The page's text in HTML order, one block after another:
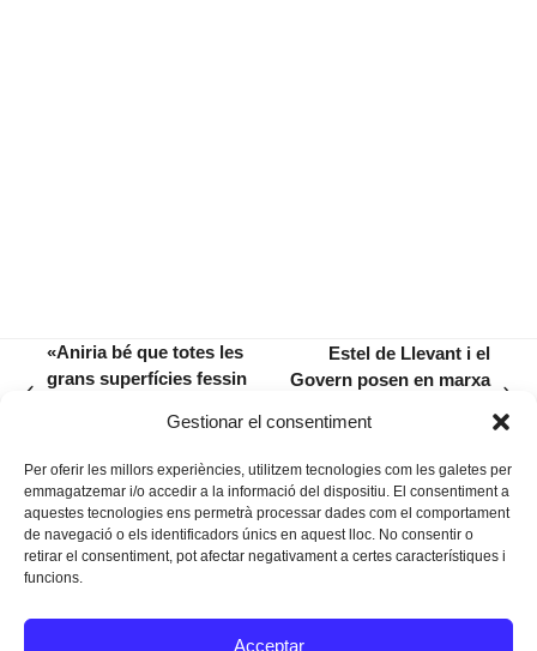
Gestionar el consentiment
Per oferir les millors experiències, utilitzem tecnologies com les galetes per
emmagatzemar i/o accedir a la informació del dispositiu. El consentiment a
aquestes tecnologies ens permetrà processar dades com el comportament
de navegació o els identificadors únics en aquest lloc. No consentir o
retirar el consentiment, pot afectar negativament a certes característiques i
funcions.
Acceptar
«Aniria bé que totes les
grans superfícies fessin
gran mal de la plaça»
post:
Estel de Llevant i el
Govern posen en marxa
Supervisats de Sa Ràfia
Instagram
Facebook
Twitter
Texts Legals